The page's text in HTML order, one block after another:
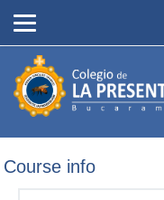
Course info